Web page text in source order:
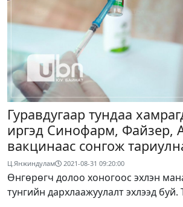
Гуравдугаар тундаа
иргэд Синофарм, Файзер,
вакцинаас сонгож
Ц.Янжиндулам 2021-08-31 09:20:00
Өнгөрөгч долоо хоногоос эхлэн
тунгийн дархлаажуулалт эхлээд буй.